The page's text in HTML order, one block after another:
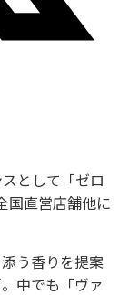
として「ゼロ
国直営店舗他に
う香りを提案
中でも「ヴァ